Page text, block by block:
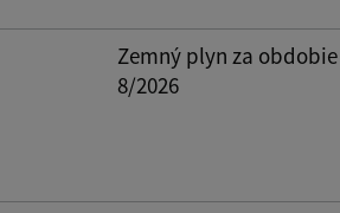
Zemný plyn za obdobie
8/2026